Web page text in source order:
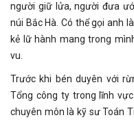
người giữ lửa, người đưa
núi Bắc Hà. Có thể gọi anh
kẻ lữ hành mang trong
vu.
Trước khi bén duyên với
Tổng công ty trong lĩnh
chuyên môn là kỹ sư Toán